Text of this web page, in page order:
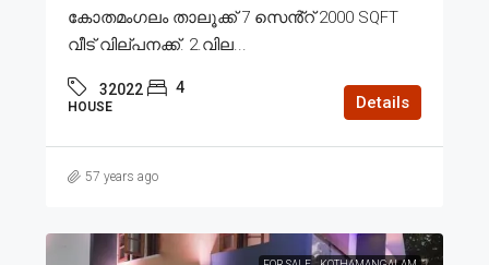
കോതമംഗലം താലൂക്ക് 7 സെൻ്റ് 2000 SQFT
വീട് വില്പനക്ക്. 2.വില...
32022 4
HOUSE Details
57 years ago